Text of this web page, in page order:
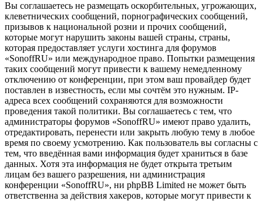
Вы соглашаетесь не размещать оскорбительных, угрожающих,
клеветнических сообщений, порнографических сообщений,
призывов к национальной розни и прочих сообщений,
которые могут нарушить законы вашей страны, страны,
которая предоставляет услуги хостинга для форумов
«SonoffRU» или международное право. Попытки размещения
таких сообщений могут привести к вашему немедленному
отключению от конференции, при этом ваш провайдер будет
поставлен в известность, если мы сочтём это нужным. IP-
адреса всех сообщений сохраняются для возможности
проведения такой политики. Вы соглашаетесь с тем, что
администраторы форумов «SonoffRU» имеют право удалить,
отредактировать, перенести или закрыть любую тему в любое
время по своему усмотрению. Как пользователь вы согласны с
тем, что введённая вами информация будет храниться в базе
данных. Хотя эта информация не будет открыта третьим
лицам без вашего разрешения, ни администрация
конференции «SonoffRU», ни phpBB Limited не может быть
ответственна за действия хакеров, которые могут привести к